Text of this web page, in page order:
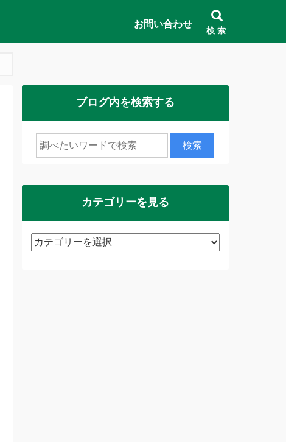
お問い合わせ
検 索
ブログ内を検索する
カテゴリーを見る
カ